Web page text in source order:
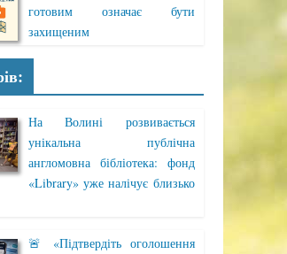
готовим означає бути
захищеним
На Волині розвивається
унікальна публічна
англомовна бібліотека: фонд
«Library» уже налічує близько
🚨 «Підтвердіть оголошення